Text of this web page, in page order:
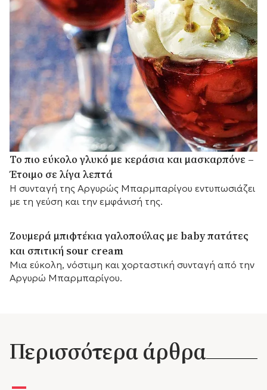
Το πιο εύκολο γλυκό με κεράσια και μασκαρπόνε –
Έτοιμο σε λίγα λεπτά
Η συνταγή της Αργυρώς Μπαρμπαρίγου εντυπωσιάζει
με τη γεύση και την εμφάνισή της.
Ζουμερά μπιφτέκια γαλοπούλας με baby πατάτες
και σπιτική sour cream
Μια εύκολη, νόστιμη και χορταστική συνταγή από την
Αργυρώ Μπαρμπαρίγου.
Περισσότερα άρθρα